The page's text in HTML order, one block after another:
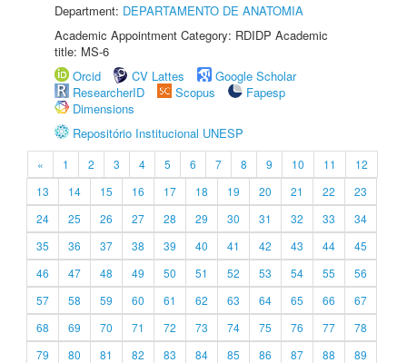
Department: DEPARTAMENTO DE ANATOMIA
Academic Appointment Category: RDIDP Academic
title: MS-6
Orcid
CV Lattes
Google Scholar
ResearcherID
Scopus
Fapesp
Dimensions
Repositório Institucional UNESP
« 1 2 3 4 5 6 7 8 9 10 11
12
13
14 15 16 17 18 19 20 21 22
23
24
25 26 27 28 29 30 31 32 33
34
35
36 37 38 39 40 41 42 43 44
45
46
47 48 49 50 51 52 53 54 55
56
57
58 59 60 61 62 63 64 65 66
67
68
69 70 71 72 73 74 75 76 77
78
79
80 81 82 83 84 85 86 87 88
89